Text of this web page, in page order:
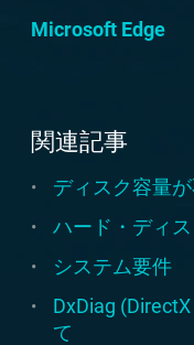
Microsoft Edge
関連記事
ディスク容量
ハード・ディ
システム要件
DxDiag
て